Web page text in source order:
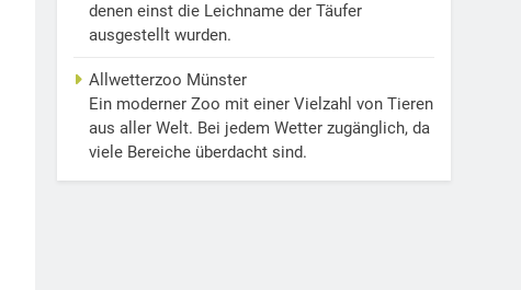
denen einst die Leichname der Täufer
ausgestellt wurden.
Allwetterzoo Münster
Ein moderner Zoo mit einer Vielzahl von Tieren
aus aller Welt. Bei jedem Wetter zugänglich, da
viele Bereiche überdacht sind.